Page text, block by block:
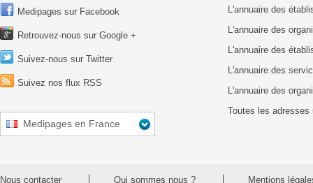
Medipages sur Facebook
Retrouvez-nous sur Google +
Suivez-nous sur Twitter
Suivez nos flux RSS
Medipages en France
L'annuaire des
L'annuaire des
L'annuaire des
L'annuaire des
L'annuaire des
Toutes les adresses
Nous contacter Qui sommes nous ? Mentions